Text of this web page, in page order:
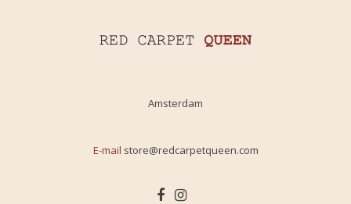
Amsterdam
E-mail store@redcarpetqueen.com